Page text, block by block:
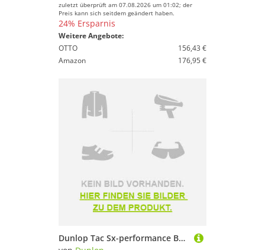
zuletzt überprüft am 07.08.2026 um 01:02; der
Preis kann sich seitdem geändert haben.
24% Ersparnis
Weitere Angebote:
OTTO
156,43 €
Amazon
176,95 €
Dunlop Tac Sx-performance Backpack Grün,Blau